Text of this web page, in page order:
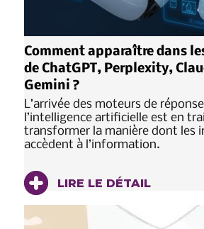
Comment apparaître dans
de ChatGPT, Perplexity,
Gemini ?
L’arrivée des moteurs de
l’intelligence artificielle est en
transformer la manière dont les
accèdent à l’information.
LIRE LE DÉTAIL